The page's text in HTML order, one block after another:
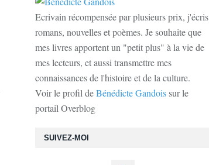
SUIVEZ-MOI
Ecrivain récompensée par plusieurs prix, j'écris
romans, nouvelles et poèmes. Je souhaite que
mes livres apportent un "petit plus" à la vie de
mes lecteurs, et aussi transmettre mes
connaissances de l'histoire et de la culture.
Voir le profil deBénédicte Gandoissur le
portail Overblog